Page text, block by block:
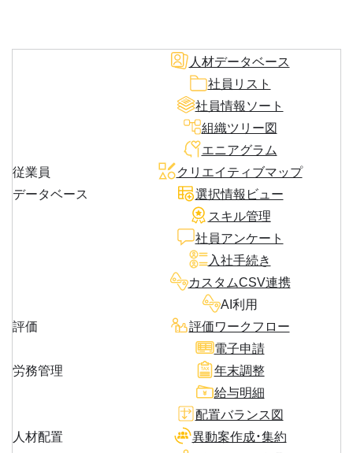
従業員
データベース
人材データベース
社員リスト
社員情報ソート
組織ツリー図
エニアグラム
クリエイティブマップ
選択情報ビュー
スキル管理
社員アンケート
入社手続き
カスタムCSV連携
AI利用
評価
評価ワークフロー
労務管理
電子申請
年末調整
給与明細
人材配置
配置バランス図
異動案作成・集約